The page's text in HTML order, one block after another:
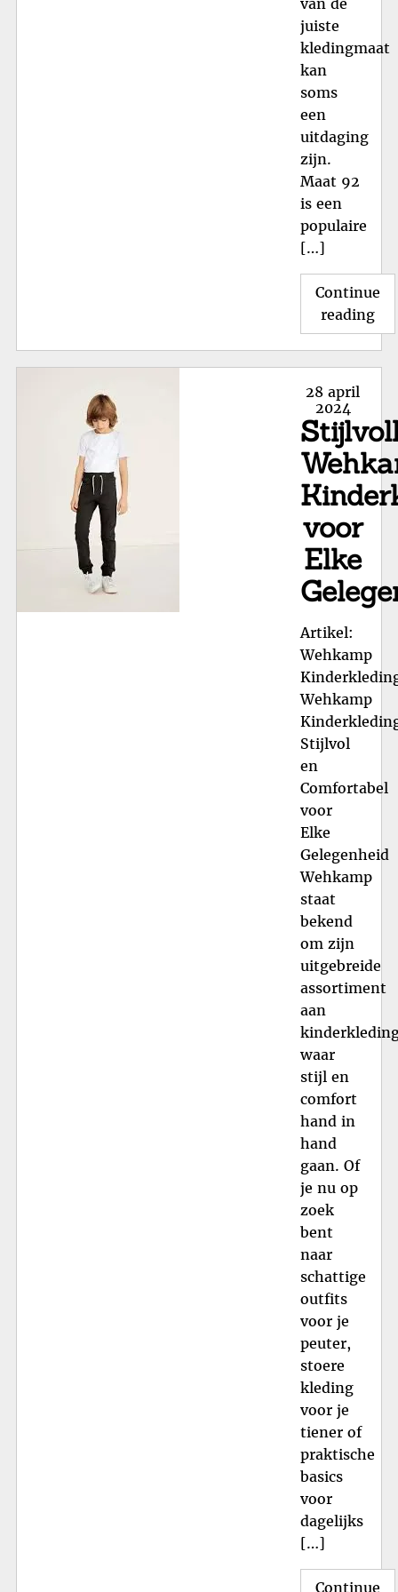
juiste
kledingmaat
kan
soms
een
uitdaging
zijn.
Maat 92
is een
populaire
[…]
Continue
reading
en
Posted
on
28 april
2024
voor
Elke
Artikel:
Wehkamp
Wehkamp
Stijlvol
en
Comfortabel
voor
Elke
Gelegenheid
Wehkamp
staat
bekend
om zijn
uitgebreide
assortiment
aan
waar
stijl en
comfort
hand in
hand
gaan. Of
je nu op
zoek
bent
naar
schattige
outfits
voor je
peuter,
stoere
kleding
voor je
tiener of
praktische
basics
voor
dagelijks
[…]
Continue